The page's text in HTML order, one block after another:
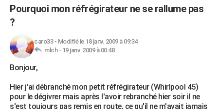
Programme TV
TNTStreaming
Cinéma
Sorties cinéma
Musique
+FINANCE
Retraite
Impôts
Epargne
Immobilier
Risques naturels par ville
Banque
Assurance
Crédit
AUTO
Essais
Réserver un essai
Citadines
Berlines
SUV
Forum auto
HIGH-TECH
Forum
Aménagement intérieur
Extérieur
Cuisine
Salle de bains
Jardinage
Rangement
WEEK-END
Pourquoi mon réfrégirateur ne se rallume pas
?
caro33- Modifié le 18 janv. 2009 à 09:34
mlch - 19 janv. 2009 à 00:48
Bonjour,
Hier j'ai débranché mon petit réfrégirateur (Whirlpool 45)
pour le dégivrer mais après l'avoir rebranché hier soir il ne
s'est toujours pas remis en route, ce qu'il ne m'avait jamais